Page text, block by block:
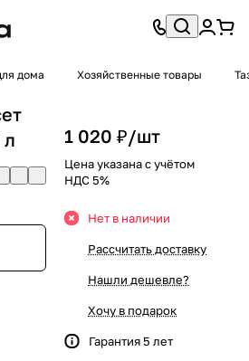
дома Хозяйственные товары
л
1 020 ₽/шт
Цена указана с учётом
НДС 5%
Нет в наличии
Рассчитать доставку
Нашли дешевле?
Хочу в подарок
Гарантия 5 лет